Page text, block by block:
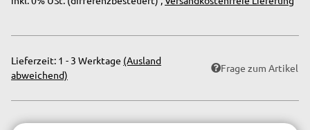
Lieferzeit: 1 - 3 Werktage (Ausland
abweichend)
Frage zum Artikel